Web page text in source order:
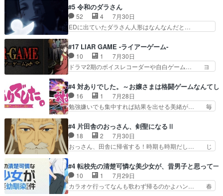
組みか‥Lv200帯の… そのために役割を超越する
者の出現させるた… アリスのお陰で他の勇者達も
共闘してくれ魔…
ちゃんの恋愛話をしたり、タバコを生産… ここう
っすら思ったことズバリ言ってくれて… おかし
い、さわやかだ 世話好きの陰に支配… ヤクねこ
のクワガタ取りの話見て切なくなっ… 普段は選別
れww唐突な作画力の正… なんか今日はかなり一
瞬で終わっちまったっ… 先週と比べてまだまとも
に見えた。4話は過…
#5 令和のダラさん
52 4
7月30日
EDに出ていたダラさん人形はなんなんだと…
惨な過去がきっちり現代に継承されている… ダラ
さんと姉弟の母との出会いの話やはりダ… ダラさ
んの過去話も佳境…げに恐ろしいは人… 第５話感
想：２人の過剰な貢ぎ物?の礼とし… 第５話感
系列が4話と入れ替わってるのね… こんなデカイ
のどうやって運ぶんだよ！？姉… ダラさん、人型
形態にもなれるんか!?w髪…
#17 LIAR GAME -ライアーゲーム-
10 1
7月30日
ドラマ2期のボイスレコーダーや自白ゲーム… ヨ
国の奴らも馬鹿が多いが、夜の国も同じ… ご視聴
ありがとうございました来週もよろし… 握った◯
治郎（中の人的に）仲間であるプレ… ヨコヤの頭
の回転の速さと人間の心理を利用… 夜の国のヨコ
で夜の国の独裁支配を強化、… やはりヨコヤいい
ですね。昼の国が勝てる流… 役で出演いたしまし
た。次回も緊張が止まり…
#4 対ありでした。～お嬢さまは格闘ゲームなんてし
16 1
7月28日
勉強嫌いでも集中すれば結果を出せる美緒が… 毎
なゲームも相手が強すぎるとやる気無く… テー
マ：テスト勉強と大会感想は、美緒がテ… すげー
ーーーーーーーー良い……。女性声優… 深夜の格
ゲー対戦よりテストの方がよっぽど… 真剣に授業
ストに向けて勉強会！美緒ちゃ… 受験勉強と戦闘
の2択なら戦闘を選ぶ娘w美… 勉強嫌いでバトル
を選ぶって、ひぐらしの沙…
#4 片田舎のおっさん、剣聖になるⅡ
18 2
7月30日
おっさん、田舎に帰省する！時期も時期だし… じ
れない爺さんには夢が詰まってると思う… クル
ニ、ヘンブリッツ、ミュイと一緒におっ… 帰省、
お供ヒロインはクルニ。順番的には確… 父親から
手紙が来た。サーベルボアの退治の… ここでヘン
#4 転校先の清楚可憐な美少女が、昔男子と思って一
10 1
7月29日
カラオケ行ってなんも歌わず帰るのかよハン… 春